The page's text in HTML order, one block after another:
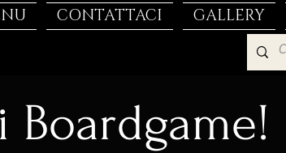
CONTATTACI GALLERY
Boardgame!